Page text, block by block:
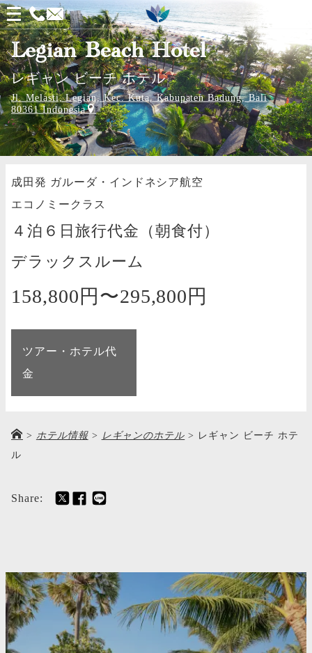
メ
ニ
ュ
ー
を
開
く
Legian Beach Hotel
レギャン ビーチ ホテル
Jl. Melasti, Legian, Kec. Kuta, Kabupaten Badung, Bali
80361 Indonesia
成田発 ガルーダ・インドネシア航空
エコノミークラス
４泊６日旅行代金（朝食付）
デラックスルーム
158,800円〜295,800円
ツアー・ホテル代
金
> ホテル情報> レギャンのホテル > レギャン ビーチ ホテ
ル
Share: